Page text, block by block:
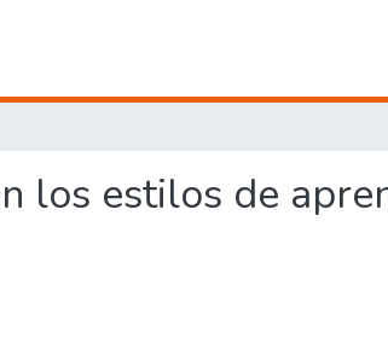
los estilos de